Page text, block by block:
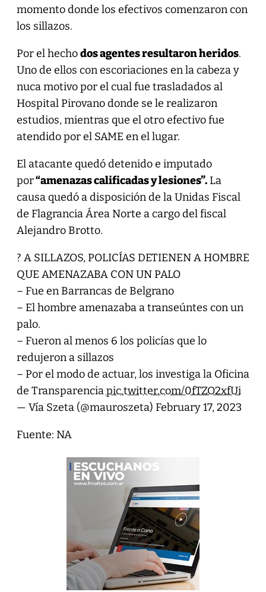
momento donde los efectivos comenzaron con
los sillazos.
Por el hechodos agentes resultaron heridos.
Uno de ellos con escoriaciones en la cabeza y
nuca motivo por el cual fue trasladados al
Hospital Pirovano donde se le realizaron
estudios, mientras que el otro efectivo fue
atendido por el SAME en el lugar.
El atacante quedó detenido e imputado
por“amenazas calificadas y lesiones”.La
causa quedó a disposición de la Unidas Fiscal
de Flagrancia Área Norte a cargo del fiscal
Alejandro Brotto.
? A SILLAZOS, POLICÍAS DETIENEN A HOMBRE
QUE AMENAZABA CON UN PALO
– Fue en Barrancas de Belgrano
– El hombre amenazaba a transeúntes con un
palo.
– Fueron al menos 6 los policías que lo
redujeron a sillazos
– Por el modo de actuar, los investiga la Oficina
de Transparenciapic.twitter.com/0fTZO2xfUi
— Vía Szeta (@mauroszeta) February 17, 2023
Fuente: NA